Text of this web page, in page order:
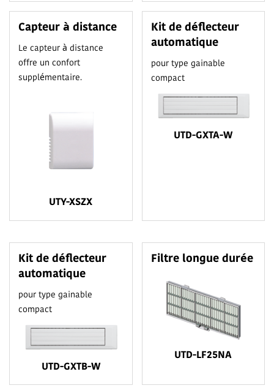
Capteur à distance
Le capteur à distance
offre un confort
supplémentaire.
UTY-XSZX
Kit de déflecteur
automatique
pour type gainable
compact
UTD-GXTA-W
Kit de déflecteur
automatique
pour type gainable
compact
UTD-GXTB-W
Filtre longue durée
UTD-LF25NA